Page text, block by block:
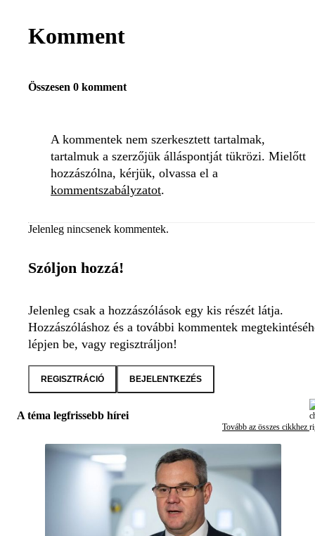
Komment
Összesen 0 komment
A kommentek nem szerkesztett tartalmak,
tartalmuk a szerzőjük álláspontját tükrözi. Mielőtt
hozzászólna, kérjük, olvassa el a
kommentszabályzatot.
Jelenleg nincsenek kommentek.
Szóljon hozzá!
Jelenleg csak a hozzászólások egy kis részét látja.
Hozzászóláshoz és a további kommentek
lépjen be, vagy regisztráljon!
REGISZTRÁCIÓ BEJELENTKEZÉS
A téma legfrissebb hírei
Tovább az összes cikkhez